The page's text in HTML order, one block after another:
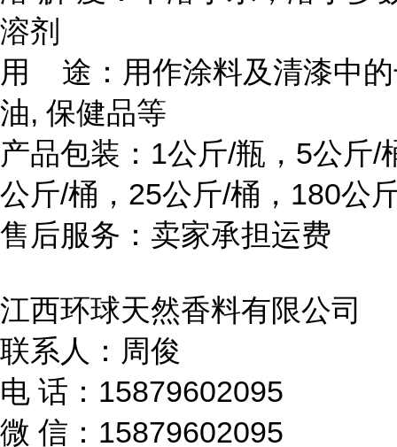
溶剂
用 途：用作涂料及清漆中
油, 保健品等
产品包装：1公斤/瓶，5公斤/
公斤/桶，25公斤/桶，180公
售后服务：卖家承担运费
江西环球天然香料有限公司
联系人：周俊
电 话：15879602095
微 信：15879602095